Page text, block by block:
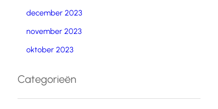
december 2023
november 2023
oktober 2023
Categorieën